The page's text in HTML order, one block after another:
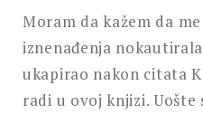
Moram da kažem da
iznenađenja
ukapirao nakon citata
radi u ovoj knjizi. Uošte